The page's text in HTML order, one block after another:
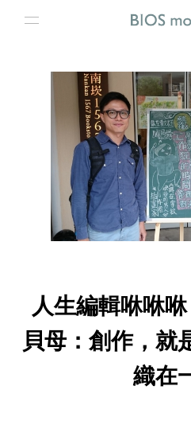
人生編輯咻咻咻
貝母：創作，就
織在